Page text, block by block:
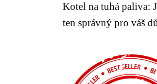
Kotel na tuhá paliva:
ten správný pro váš